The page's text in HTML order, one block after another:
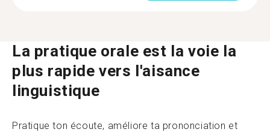
La pratique orale est la voie la
plus rapide vers l'aisance
linguistique
Pratique ton écoute, améliore ta prononciation et